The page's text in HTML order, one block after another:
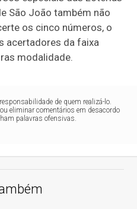
São João também não
os cinco números, o
acertadores da faixa
modalidade.
de quem realizá-lo.
eliminar comentários em desacordo
palavras ofensivas.